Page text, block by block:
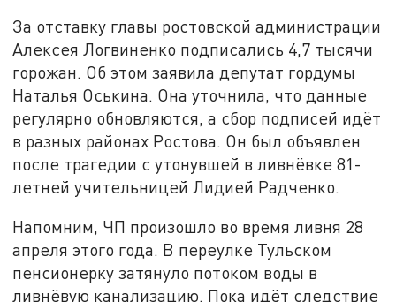
За отставку главы ростовской администрации
Алексея Логвиненко подписались 4,7 тысячи
горожан. Об этом заявила депутат гордумы
Наталья Оськина. Она уточнила, что данные
регулярно обновляются, а сбор подписей идёт
в разных районах Ростова. Он был объявлен
после трагедии с утонувшей в ливнёвке 81-
летней учительницей Лидией Радченко.
Напомним, ЧП произошло во время ливня 28
апреля этого года. В переулке Тульском
пенсионерку затянуло потоком воды в
ливнёвую канализацию. Пока идёт следствие